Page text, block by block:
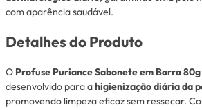
com aparência saudável.
Detalhes do Produto
O Profuse Puriance Sabonete em Barra 80g
desenvolvido para ahigienização diária da
promovendo limpeza eficaz sem ressecar.